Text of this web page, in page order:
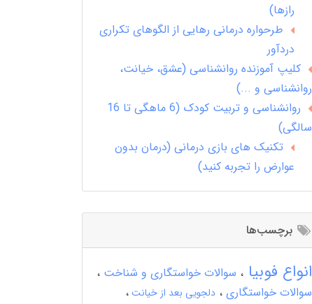
رازها)
طرحواره درمانی رهایی از الگوهای تکراری
دردآور
کلیپ آموزنده روانشناسی (عشق، خیانت،
روانشناسی و ...)
روانشناسی و تربیت کودک (6 ماهگی تا 16
سالگی)
تکنیک های بازی درمانی (درمان بدون
عوارض را تجربه کنید)
برچسب‌ها
انواع فوبیا
سوالات خواستگاری و شناخت
سوالات خواستگاری
دلجویی بعد از خیانت